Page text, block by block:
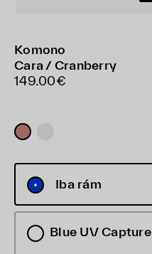
Komono
Cara / Cranberry
149.00€
Iba rám
Blue UV Capture